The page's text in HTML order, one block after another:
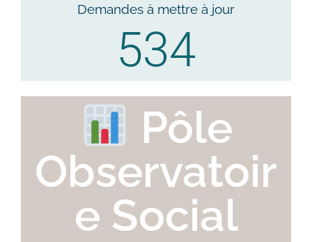
Demandes à mettre à jour
534
Pôle
Observatoir
e Social